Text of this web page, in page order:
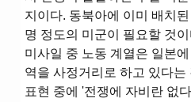
지이다. 동북아에 이미 배치
명 정도의 미군이 필요할 것
미사일 중 노동 계열은 일본
역을 사정거리로 하고 있다
표현 중에 '전쟁에 자비란 없